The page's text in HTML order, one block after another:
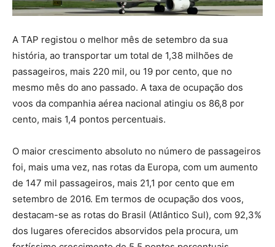
A TAP registou o melhor mês de setembro da sua
história, ao transportar um total de 1,38 milhões de
passageiros, mais 220 mil, ou 19 por cento, que no
mesmo mês do ano passado. A taxa de ocupação dos
voos da companhia aérea nacional atingiu os 86,8 por
cento, mais 1,4 pontos percentuais.
O maior crescimento absoluto no número de passageiros
foi, mais uma vez, nas rotas da Europa, com um aumento
de 147 mil passageiros, mais 21,1 por cento que em
setembro de 2016. Em termos de ocupação dos voos,
destacam-se as rotas do Brasil (Atlântico Sul), com 92,3%
dos lugares oferecidos absorvidos pela procura, um